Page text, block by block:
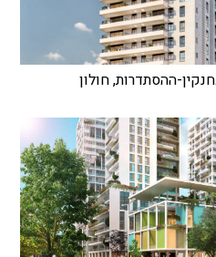
ההסתדרות, חולון